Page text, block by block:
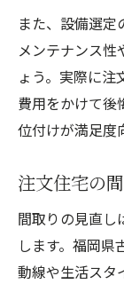
また、設備選定
メンテナンス性
ょう。実際に
費用をかけて後
位付けが満足度
注文住宅の
間取りの見直し
します。福岡県
動線や生活スタ